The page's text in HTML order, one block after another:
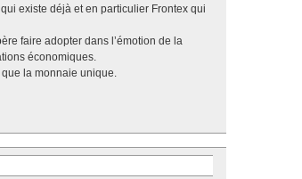
existe déjà et en particulier Frontex qui
faire adopter dans l’émotion de la
économiques.
la monnaie unique.